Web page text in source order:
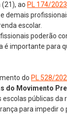
ao PL 174/2023
demais
escolar.
poderão
é importante para
do PL 528/
do Movimento
públicas da
para impedir